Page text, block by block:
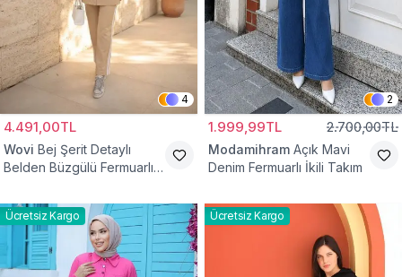
4
4.491,00TL
Wovi Bej Şerit Detaylı
Belden Büzgülü Fermuarlı
2
1.999,99TL 2.700,00TL
Modamihram Açık Mavi
Denim Fermuarlı İkili Takım
Ücretsiz Kargo Ücretsiz Kargo